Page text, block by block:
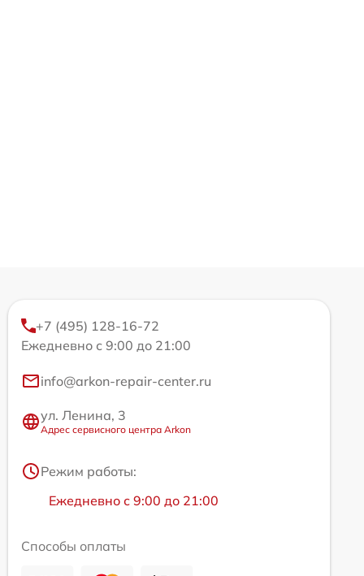
+7 (495) 128-16-72
Ежедневно с 9:00 до 21:00
info@arkon-repair-center.ru
ул. Ленина, 3
Адрес сервисного центра Arkon
Режим работы:
Ежедневно с 9:00 до 21:00
Способы оплаты